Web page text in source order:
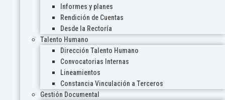
Informes y planes
Rendición de Cuentas
Desde la Rectoría
Talento Humano
Dirección Talento Humano
Convocatorias Internas
Lineamientos
Constancia Vinculación a Terceros
Gestión Documental